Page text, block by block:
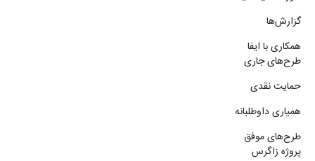
گزارش‌ها
همکاری با ایفا
طرح‌های جاری
حمایت نقدی
همیاری داوطلبانه
طرح‌های موفق
پروژه زاگرس